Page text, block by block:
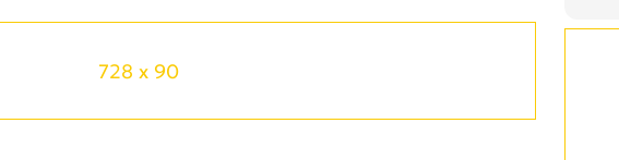
728 x 90